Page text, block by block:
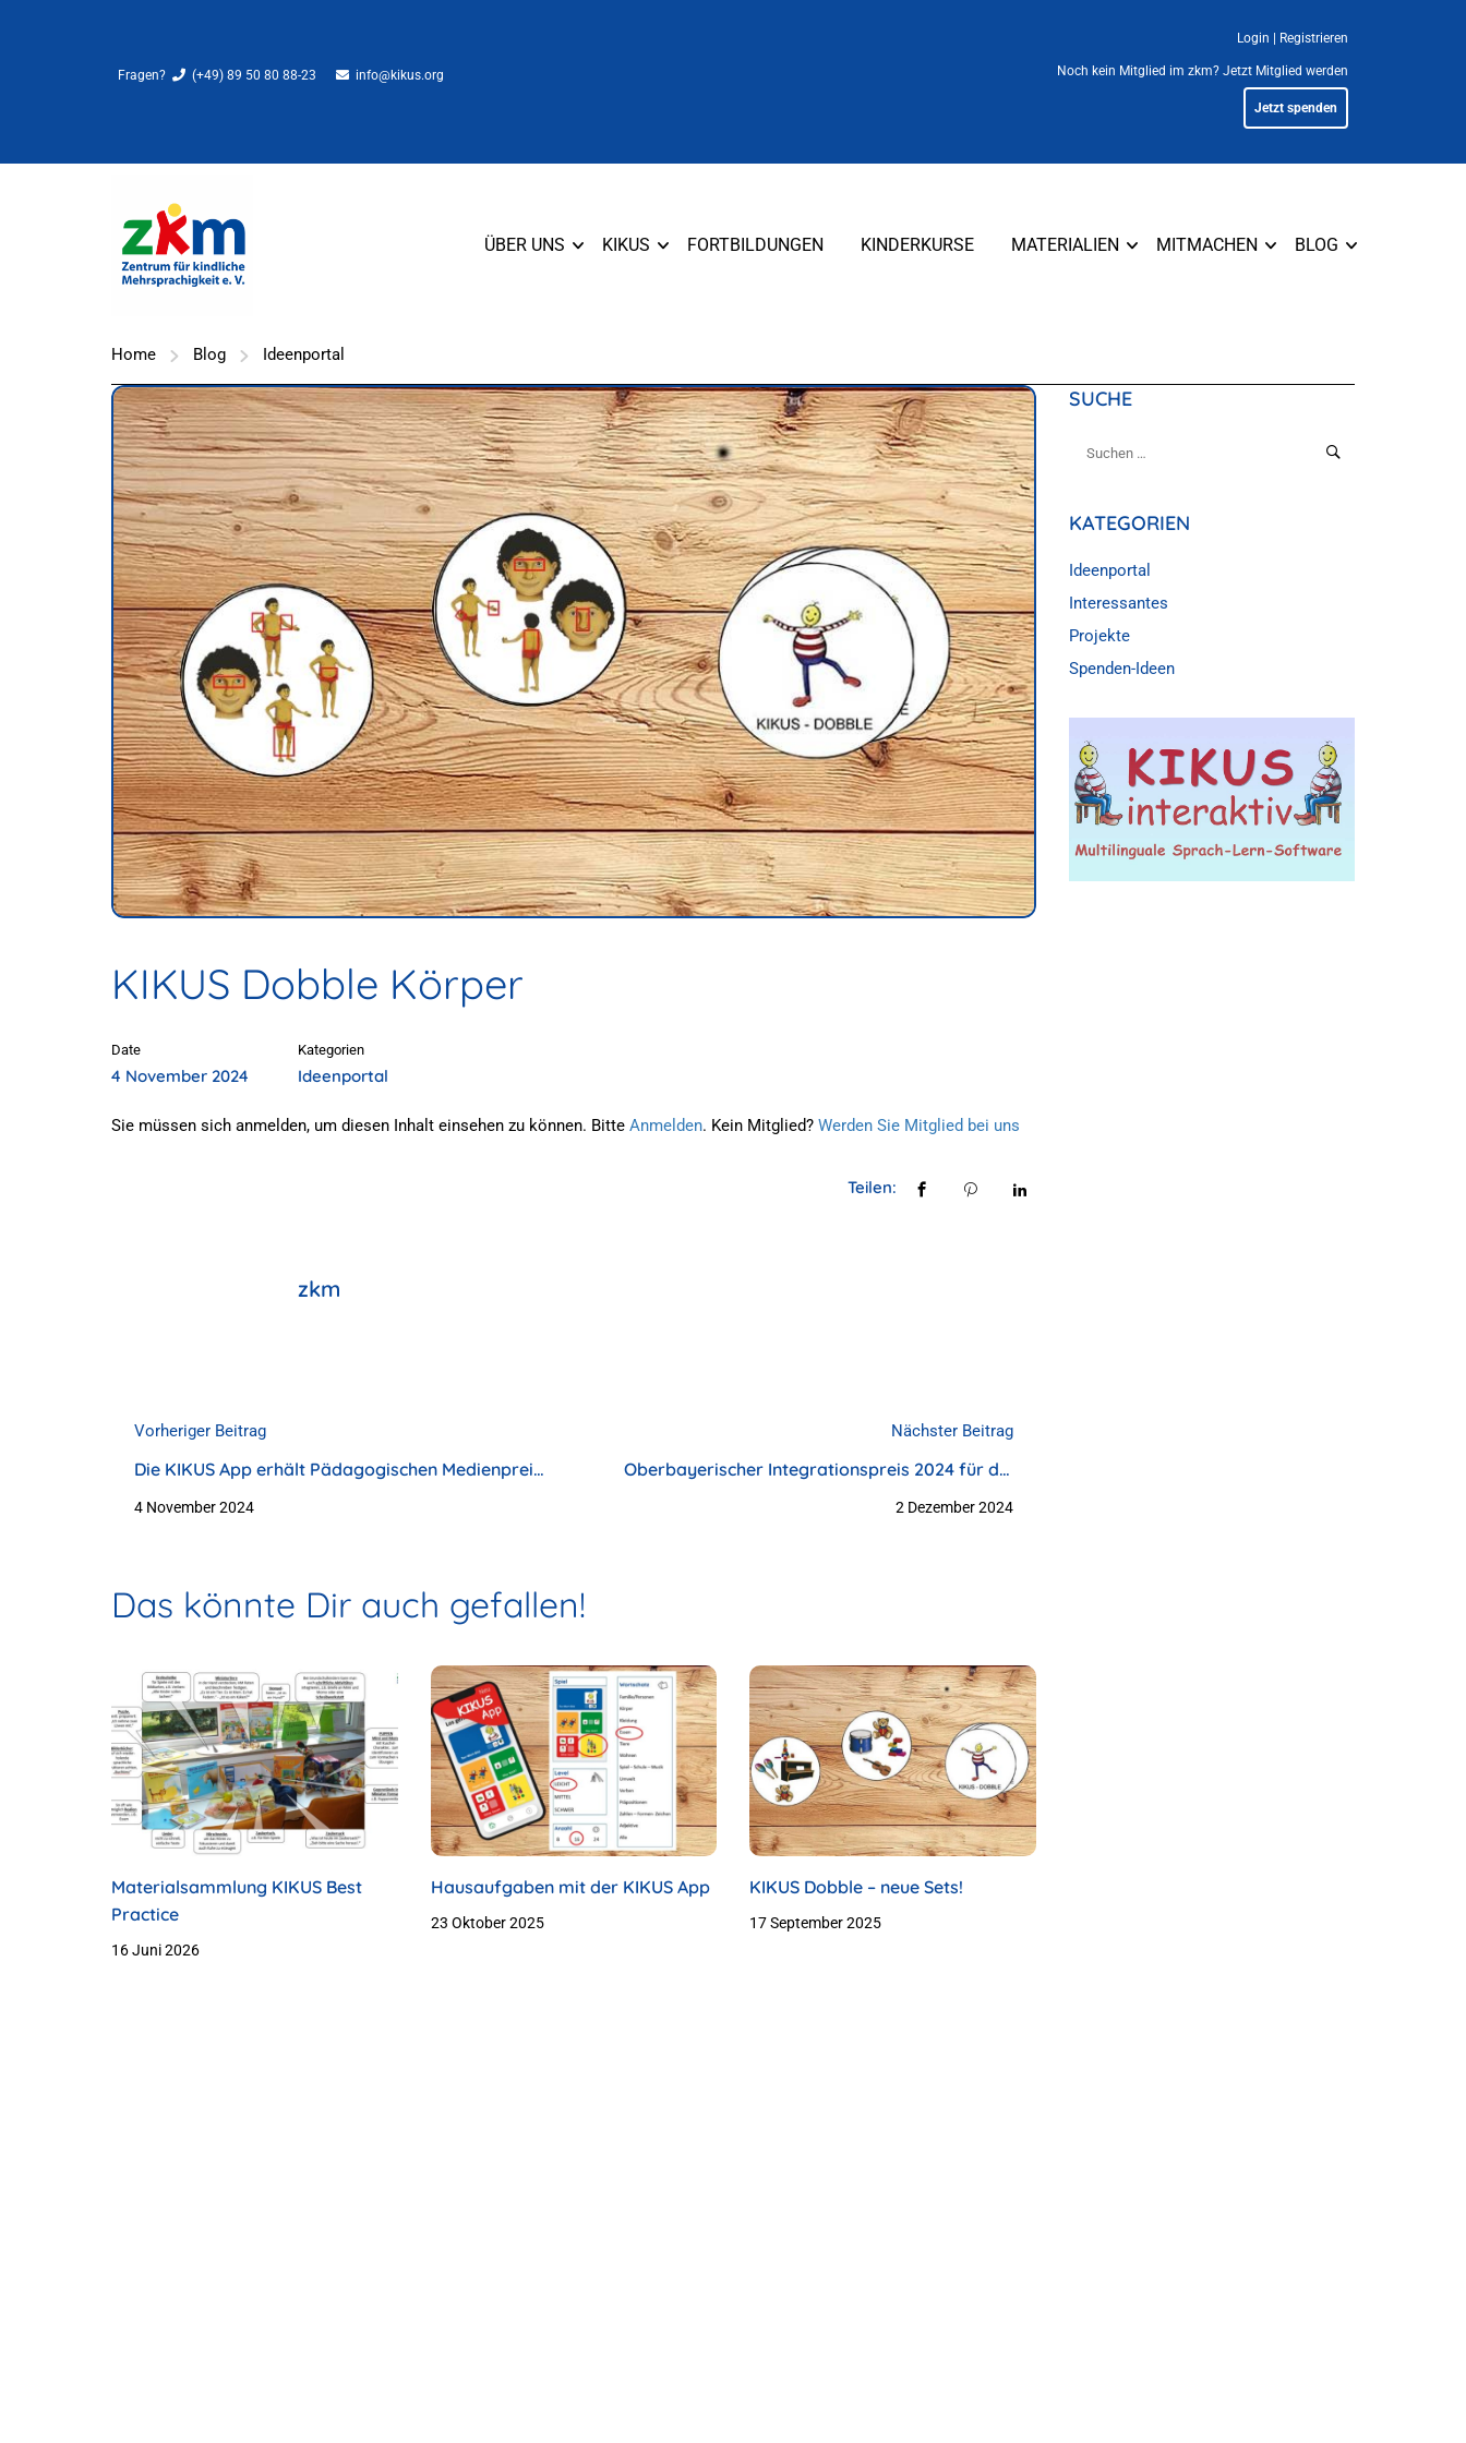
Fragen? (+49) 89 50 80 88-23 info@kikus.org
Login Registrieren
Noch kein Mitglied im zkm? Jetzt Mitglied werden
Jetzt spenden
ÜBER UNS KIKUS FORTBILDUNGEN KINDERKURSE MATERIALIEN MITMACHEN BLOG
Home Blog Ideenportal
KIKUS Dobble Körper
Date
4 November 2024
Kategorien
Ideenportal
Sie müssen sich anmelden, um diesen Inhalt einsehen zu können. Bitte Anmelden. Kein Mitglied? Werden Sie Mitglied bei uns
Teilen:
zkm
Vorheriger Beitrag
Die KIKUS App erhält Pädagogischen Medienpreis
4 November 2024
Nächster Beitrag
Oberbayerischer Integrationspreis 2024 für die
KIKUS App
2 Dezember 2024
Das könnte Dir auch gefallen!
Materialsammlung KIKUS Best
Practice
16 Juni 2026
Hausaufgaben mit der KIKUS App
23 Oktober 2025
KIKUS Dobble – neue Sets!
17 September 2025
SUCHE
KATEGORIEN
Ideenportal
Interessantes
Projekte
Spenden-Ideen